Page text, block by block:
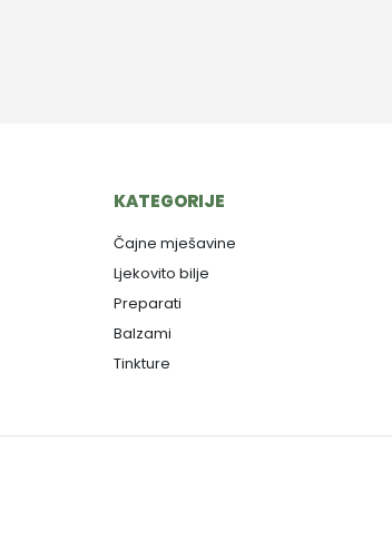
KATEGORIJE
Čajne mješavine
Ljekovito bilje
Preparati
Balzami
Tinkture